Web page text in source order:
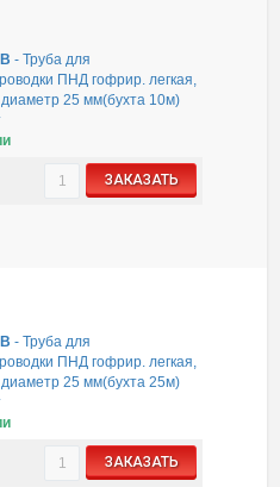
- Труба для
ПНД гофрир. легкая,
25 мм(бухта 10м)
ЗАКАЗАТЬ
- Труба для
ПНД гофрир. легкая,
25 мм(бухта 25м)
ЗАКАЗАТЬ